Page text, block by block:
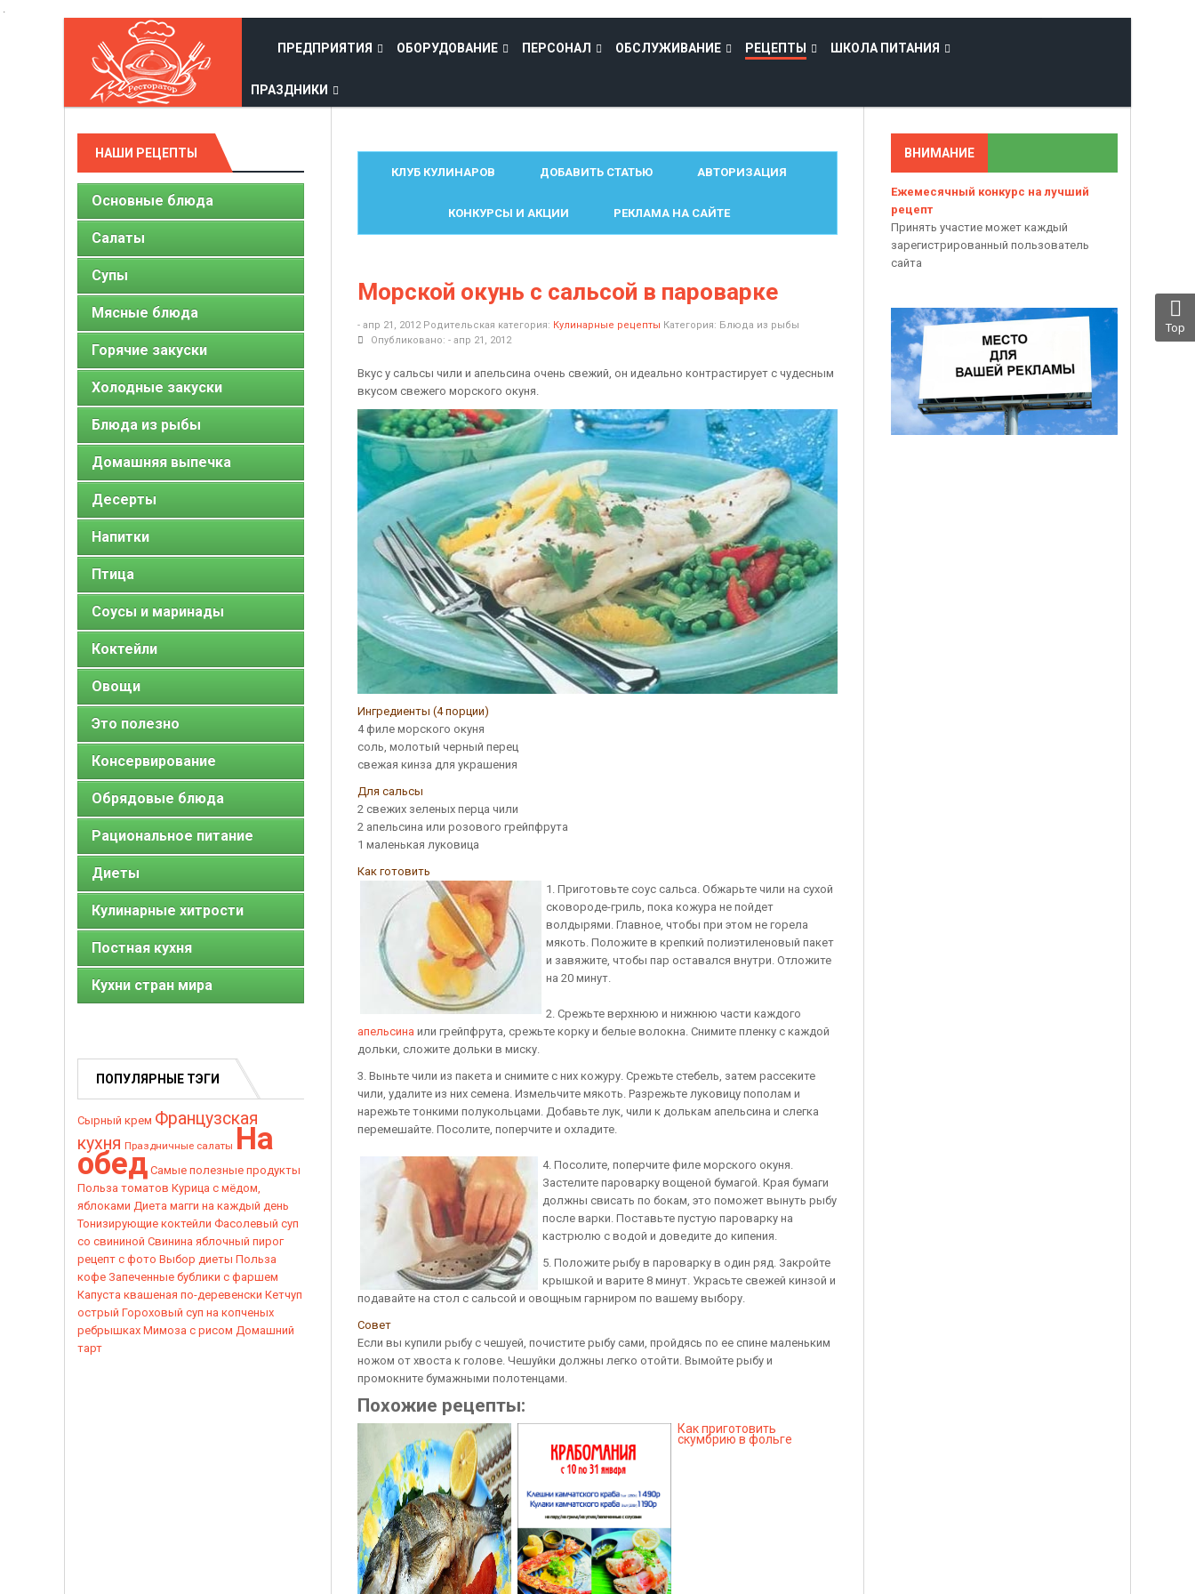
.
ПРЕДПРИЯТИЯ ОБОРУДОВАНИЕ ПЕРСОНАЛ ОБСЛУЖИВАНИЕ РЕЦЕПТЫ ШКОЛА ПИТАНИЯ
ПРАЗДНИКИ
НАШИ РЕЦЕПТЫ
Основные блюда
Салаты
Супы
Мясные блюда
Горячие закуски
Холодные закуски
Блюда из рыбы
Домашняя выпечка
Десерты
Напитки
Птица
Соусы и маринады
Коктейли
Овощи
Это полезно
Консервирование
Обрядовые блюда
Рациональное питание
Диеты
Кулинарные хитрости
Постная кухня
Кухни стран мира
ПОПУЛЯРНЫЕ ТЭГИ
Сырный крем Французская
кухня Праздничные салаты На
обед Самые полезные продукты
Польза томатов Курица с мёдом,
яблоками Диета магги на каждый день
Тонизирующие коктейли Фасолевый суп
со свининой Свинина яблочный пирог
рецепт с фото Выбор диеты Польза
кофе Запеченные бублики с фаршем
Капуста квашеная по-деревенски Кетчуп
острый Гороховый суп на копченых
ребрышках Мимоза с рисом Домашний
тарт
КЛУБ КУЛИНАРОВ ДОБАВИТЬ СТАТЬЮ АВТОРИЗАЦИЯ
КОНКУРСЫ И АКЦИИ РЕКЛАМА НА САЙТЕ
Морской окунь с сальсой в пароварке
- апр 21, 2012 Родительская категория: Кулинарные рецепты Категория: Блюда из рыбы
Опубликовано: - апр 21, 2012
Вкус у сальсы чили и апельсина очень свежий, он идеально контрастирует с чудесным
вкусом свежего морского окуня.
Ингредиенты (4 порции)
4 филе морского окуня
соль, молотый черный перец
свежая кинза для украшения
Для сальсы
2 свежих зеленых перца чили
2 апельсина или розового грейпфрута
1 маленькая луковица
Как готовить
1. Приготовьте соус сальса. Обжарьте чили на сухой
сковороде-гриль, пока кожура не пойдет
волдырями. Главное, чтобы при этом не горела
мякоть. Положите в крепкий полиэтиленовый пакет
и завяжите, чтобы пар оставался внутри. Отложите
на 20 минут.
2. Срежьте верхнюю и нижнюю части каждого
апельсина или грейпфрута, срежьте корку и белые волокна. Снимите пленку с каждой
дольки, сложите дольки в миску.
3. Выньте чили из пакета и снимите с них кожуру. Срежьте стебель, затем рассеките
чили, удалите из них семена. Измельчите мякоть. Разрежьте луковицу пополам и
нарежьте тонкими полукольцами. Добавьте лук, чили к долькам апельсина и слегка
перемешайте. Посолите, поперчите и охладите.
4. Посолите, поперчите филе морского окуня.
Застелите пароварку вощеной бумагой. Края бумаги
должны свисать по бокам, это поможет вынуть рыбу
после варки. Поставьте пустую пароварку на
кастрюлю с водой и доведите до кипения.
5. Положите рыбу в пароварку в один ряд. Закройте
крышкой и варите 8 минут. Украсьте свежей кинзой и
подавайте на стол с сальсой и овощным гарниром по вашему выбору.
Совет
Если вы купили рыбу с чешуей, почистите рыбу сами, пройдясь по ее спине маленьким
ножом от хвоста к голове. Чешуйки должны легко отойти. Вымойте рыбу и
промокните бумажными полотенцами.
Похожие рецепты:
Как приготовить
скумбрию в фольге
ВНИМАНИЕ
Ежемесячный конкурс на лучший
рецепт
Принять участие может каждый
зарегистрированный пользователь
сайта
Top